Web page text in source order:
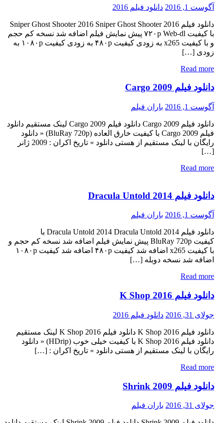
آگوست 1, 2016 دانلود فیلم 2016
دانلود فیلم Sniper Ghost Shooter 2016 Sniper Ghost Shooter 2016
با کیفیت ۷۲۰p Web-dl پیش نمایش فیلم اضافه شد نسخه کم حجم
و با کیفیت x265 به زودی کیفیت ۴۸۰p به زودی کیفیت ۱۰۸۰p به
زودی […]
Read more
دانلود فیلم Cargo 2009
آگوست 1, 2016 باران فیلم
دانلود فیلم Cargo 2009 دانلود فیلم Cargo 2009 لینک مستقیم دانلود
فیلم Cargo 2009 با کیفیت خارق العاده (BluRay 720p) « دانلود
رایگان با لینک مستقیم از هستی دانلود » تاریخ اکران : 2009 ژانر
[…]
Read more
دانلود فیلم Dracula Untold 2014
آگوست 1, 2016 باران فیلم
دانلود فیلم Dracula Untold 2014 Dracula Untold 2014 با
کیفیت BluRay 720p پیش نمایش فیلم اضافه شد نسخه کم حجم و
با کیفیت x265 اضافه شد کیفیت ۴۸۰p اضافه شد کیفیت ۱۰۸۰p
اضافه شد نسخه دوبله […]
Read more
دانلود فیلم K Shop 2016
جولای 31, 2016 دانلود فیلم 2016
دانلود فیلم K Shop 2016 دانلود فیلم K Shop 2016 لینک مستقیم
دانلود فیلم K Shop 2016 با کیفیت خیلی خوب (HDrip) « دانلود
رایگان با لینک مستقیم از هستی دانلود » تاریخ اکران : […]
Read more
دانلود فیلم Shrink 2009
جولای 31, 2016 باران فیلم